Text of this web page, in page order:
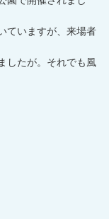
ていますが、来場者
したが。それでも風